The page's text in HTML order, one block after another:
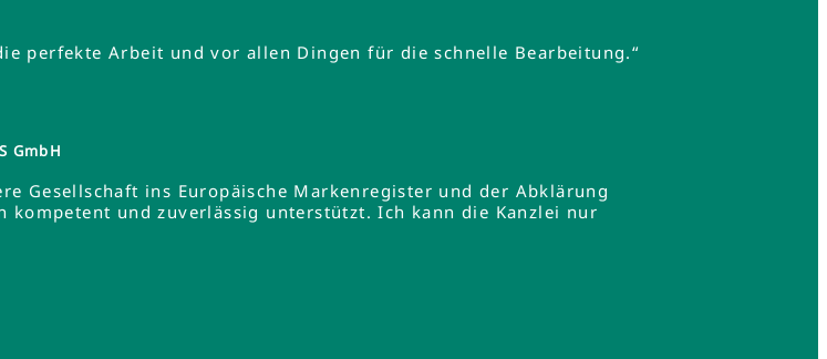
perfekte Arbeit und vor allen Dingen für die schnelle Bearbeitung.“
GmbH
Gesellschaft ins Europäische Markenregister und der Abklärung
und zuverlässig unterstützt. Ich kann die Kanzlei nur